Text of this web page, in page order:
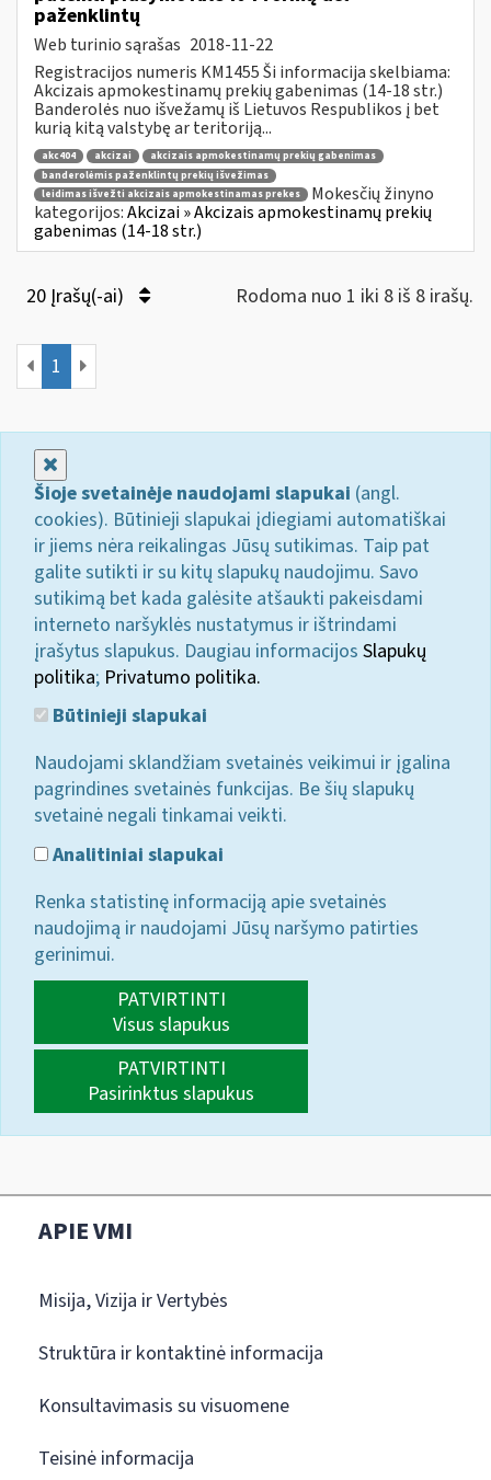
paženklintų
Web turinio sąrašas 2018-11-22
Registracijos numeris KM1455 Ši informacija skelbiama:
Akcizais apmokestinamų prekių gabenimas (14-18 str.)
Banderolės nuo išvežamų iš Lietuvos Respublikos į bet
kurią kitą valstybę ar teritoriją...
akc404 akcizai
akcizais apmokestinamų prekių gabenimas
banderolėmis paženklintų prekių išvežimas
leidimas išvežti akcizais apmokestinamas prekes
Mokesčių žinyno
kategorijos:Akcizai » Akcizais apmokestinamų prekių
gabenimas (14-18 str.)
20 Įrašų(-ai) Rodoma nuo 1 iki 8 iš 8 irašų.
1
Šioje svetainėje naudojami slapukai (angl.
cookies). Būtinieji slapukai įdiegiami automatiškai
ir jiems nėra reikalingas Jūsų sutikimas. Taip pat
galite sutikti ir su kitų slapukų naudojimu. Savo
sutikimą bet kada galėsite atšaukti pakeisdami
interneto naršyklės nustatymus ir ištrindami
įrašytus slapukus. Daugiau informacijos Slapukų
politika; Privatumo politika.
Būtinieji slapukai
Naudojami sklandžiam svetainės veikimui ir įgalina
pagrindines svetainės funkcijas. Be šių slapukų
svetainė negali tinkamai veikti.
Analitiniai slapukai
Renka statistinę informaciją apie svetainės
naudojimą ir naudojami Jūsų naršymo patirties
gerinimui.
PATVIRTINTI
Visus slapukus
PATVIRTINTI
Pasirinktus slapukus
APIE VMI
Misija, Vizija ir Vertybės
Struktūra ir kontaktinė informacija
Konsultavimasis su visuomene
Teisinė informacija